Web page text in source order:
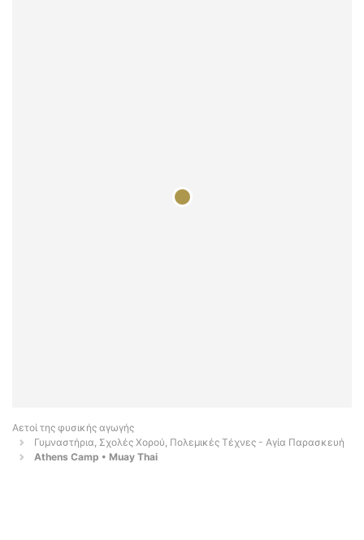
Αετοί της φυσικής αγωγής
Γυμναστήρια, Σχολές Χορού, Πολεμικές Τέχνες - Αγία Παρασκευή
Athens Camp • Muay Thai